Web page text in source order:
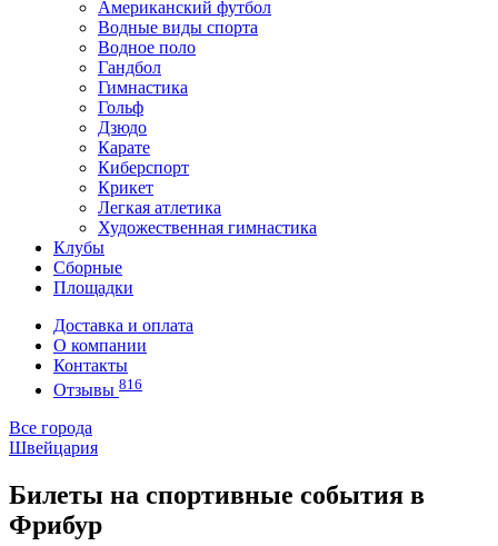
Американский футбол
Водные виды спорта
Водное поло
Гандбол
Гимнастика
Гольф
Дзюдо
Карате
Киберспорт
Крикет
Легкая атлетика
Художественная гимнастика
Клубы
Сборные
Площадки
Доставка и оплата
О компании
Контакты
Отзывы 816
Все города
Швейцария
Билеты на спортивные события в
Фрибур